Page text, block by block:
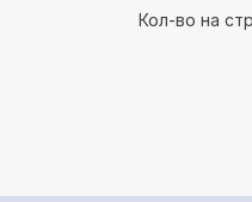
Кол-во на